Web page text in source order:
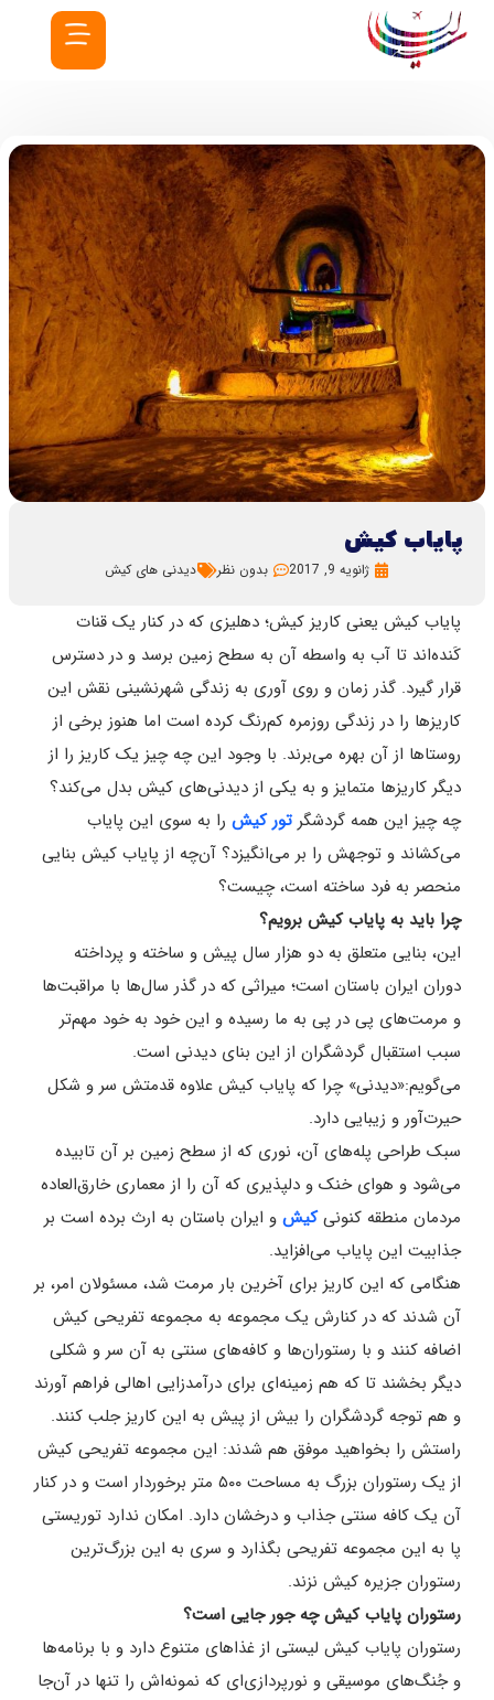
پایاب کیش
ژانویه 9, 2017 بدون نظر دیدنی های کیش
پایاب کیش یعنی کاریز کیش؛ دهلیزی که در کنار یک قنات
کَنده‌اند تا آب به واسطه آن به سطح زمین برسد و در دسترس
قرار گیرد. گذر زمان و روی آوری به زندگی شهرنشینی نقش این
کاریزها را در زندگی روزمره کم‌رنگ کرده است اما هنوز برخی از
روستاها از آن بهره می‌برند. با وجود این چه چیز یک کاریز را از
دیگر کاریزها متمایز و به یکی از دیدنی‌های کیش بدل می‌کند؟
چه چیز این همه گردشگر تور کیش را به سوی این پایاب
می‌کشاند و توجهش را بر می‌انگیزد؟ آن‌چه از پایاب کیش بنایی
منحصر به فرد ساخته است، چیست؟
چرا باید به پایاب کیش برویم؟
این، بنایی متعلق به دو هزار سال پیش و ساخته و پرداخته
دوران ایران باستان است؛ میراثی که در گذر سال‌ها با مراقبت‌ها
و مرمت‌های پی در پی به ما رسیده و این خود به خود مهم‌تر
سبب استقبال گردشگران از این بنای دیدنی است.
می‌گویم:«دیدنی» چرا که پایاب کیش علاوه قدمتش سر و شکل
حیرت‌آور و زیبایی دارد.
سبک طراحی پله‌های آن، نوری که از سطح زمین بر آن تابیده
می‌شود و هوای خنک و دلپذیری که آن را از معماری خارق‌العاده
مردمان منطقه کنونیکیشو ایران باستان به ارث برده است بر
جذابیت این پایاب می‌افزاید.
هنگامی که این کاریز برای آخرین بار مرمت شد، مسئولان امر، بر
آن شدند که در کنارش یک مجموعه به مجموعه تفریحی کیش
اضافه کنند و با رستوران‌ها و کافه‌های سنتی به آن سر و شکلی
دیگر بخشند تا که هم زمینه‌ای برای درآمدزایی اهالی فراهم آورند
و هم توجه گردشگران را بیش از پیش به این کاریز جلب کنند.
راستش را بخواهید موفق هم شدند: این مجموعه تفریحی کیش
از یک رستوران بزرگ به مساحت ۵۰۰ متر برخوردار است و در کنار
آن یک کافه سنتی جذاب و درخشان دارد. امکان ندارد توریستی
پا به این مجموعه تفریحی بگذارد و سری به این بزرگ‌ترین
رستوران جزیره کیش نزند.
رستوران پایاب کیش چه جور جایی است؟
رستوران پایاب کیش لیستی از غذاهای متنوع دارد و با برنامه‌ها
و جُنگ‌های موسیقی و نورپردازی‌ای که نمونه‌اش را تنها در آن‌جا